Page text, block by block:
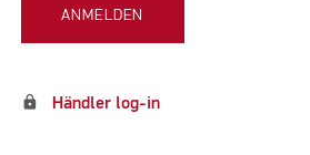
ANMELDEN
lock Händler log-in